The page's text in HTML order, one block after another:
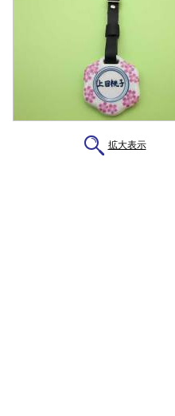
拡大表示